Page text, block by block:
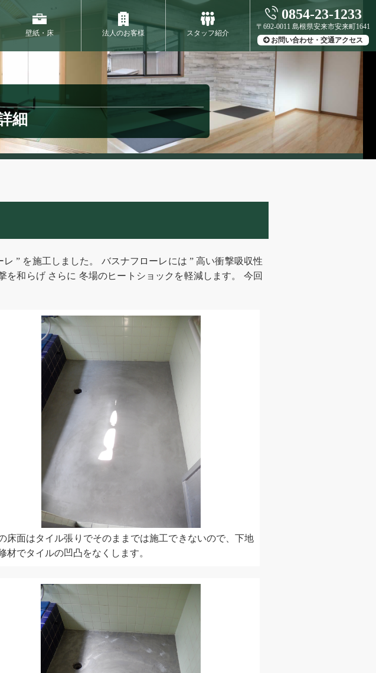
壁紙・床 法人のお客様 スタッフ紹介
0854-23-1233
〒692-0011 島根県安来市安来町1641
お問い合わせ・交通アクセス
細
” を施工しました。 バスナフローレには ” 高い衝撃吸収性
を和らげ さらに 冬場のヒートショックを軽減します。 今回
床面はタイル張りでそのままでは施工できないので、下地
材でタイルの凹凸をなくします。